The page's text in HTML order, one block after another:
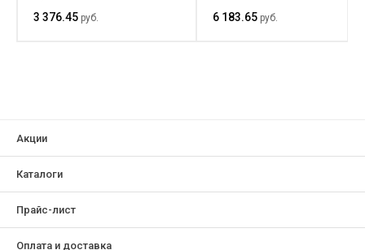
3 376.45 руб. 6 183.65 руб.
Акции
Каталоги
Прайс-лист
Оплата и доставка